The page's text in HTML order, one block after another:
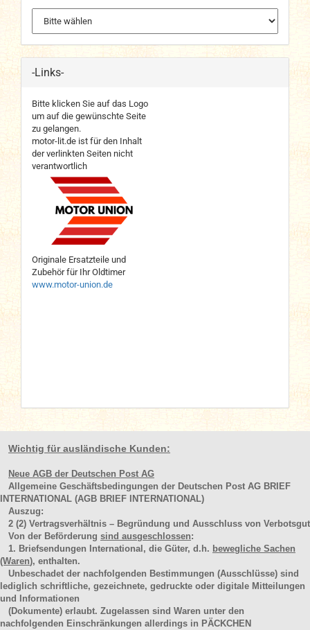
-Links-
Bitte klicken Sie auf das Logo
um auf die gewünschte Seite
zu gelangen.
motor-lit.de ist für den Inhalt
der verlinkten Seiten nicht
verantwortlich
Originale Ersatzteile und
Zubehör für Ihr Oldtimer
www.motor-union.de
Wichtig für ausländische Kunden:
Neue AGB der Deutschen Post AG
Allgemeine Geschäftsbedingungen der Deutschen Post AG BRIEF
INTERNATIONAL (AGB BRIEF INTERNATIONAL)
Auszug:
2 (2) Vertragsverhältnis – Begründung und Ausschluss von Verbotsgut
Von der Beförderung sind ausgeschlossen:
1. Briefsendungen International, die Güter, d.h. bewegliche Sachen
(Waren), enthalten.
Unbeschadet der nachfolgenden Bestimmungen (Ausschlüsse) sind
lediglich schriftliche, gezeichnete, gedruckte oder digitale Mitteilungen
und Informationen
(Dokumente) erlaubt. Zugelassen sind Waren unter den
nachfolgenden Einschränkungen allerdings in PÄCKCHEN